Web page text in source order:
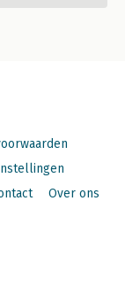
Over ons